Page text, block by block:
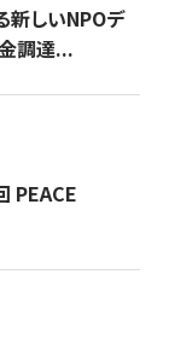
新しいNPOデ
調達...
PEACE